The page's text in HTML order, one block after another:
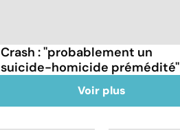
Crash : ''probablement un
suicide-homicide prémédité''
Voir plus